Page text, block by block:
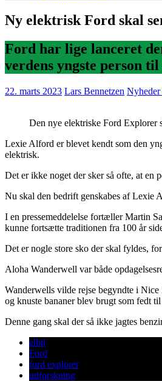
Ny elektrisk Ford skal
Ford har lige lanceret
verdens yngste person
22. marts 2023 Lars Bennetzen
Den nye elektriske Ford Explorer
Lexie Alford er blevet kendt som den
elektrisk.
Det er ikke noget der sker så ofte, at en
Nu skal den bedrift genskabes af Lexie
I en pressemeddelelse fortæller Martin
kunne fortsætte traditionen fra 100 år
Det er nogle store sko der skal fyldes,
Aloha Wanderwell var både
Wanderwells vilde rejse begyndte i
og knuste bananer blev brugt som fedt
Denne gang skal der så ikke jagtes
elbil
Ford
ford explorer
udforskning